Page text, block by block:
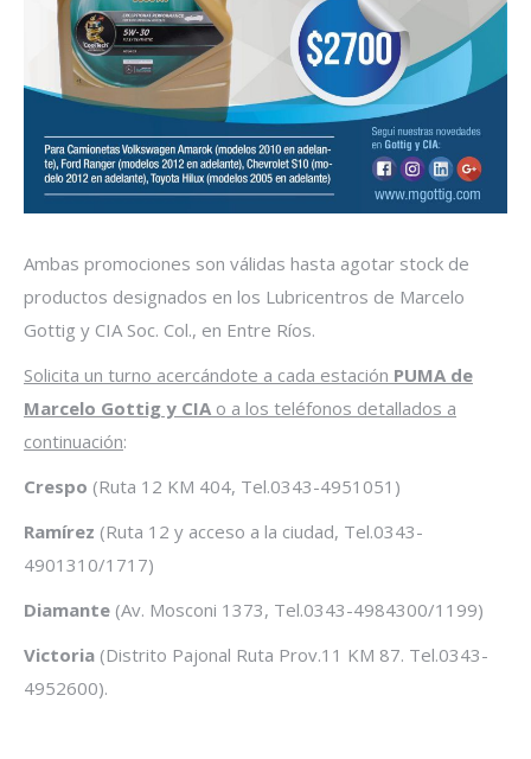
Ambas promociones son válidas hasta agotar stock de
productos designados en los Lubricentros de Marcelo
Gottig y CIA Soc. Col., en Entre Ríos.
Solicita un turno acercándote a cada estación PUMA de
Marcelo Gottig y CIA o a los teléfonos detallados a
continuación:
Crespo (Ruta 12 KM 404, Tel.0343-4951051)
Ramírez (Ruta 12 y acceso a la ciudad, Tel.0343-
4901310/1717)
Diamante (Av. Mosconi 1373, Tel.0343-4984300/1199)
Victoria (Distrito Pajonal Ruta Prov.11 KM 87. Tel.0343-
4952600).